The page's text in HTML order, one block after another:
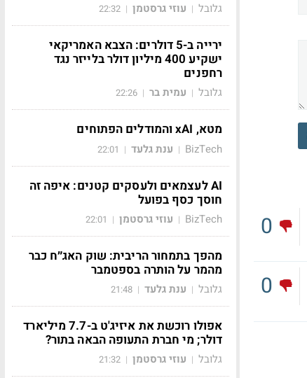
0
0
גלובל | עוזי גרסטמן |
22:32
ירייה ב-5 דולרים: הצבא האמריקאי
ישקיע 400 מיליון דולר בלייזר נגד
רחפנים
גלובל | עמית בר |
22:26
מטא, xAI והמודלים הפתוחים
BizTech
| ענת גלעד |
22:01
AI לעצמאים ולעסקים קטנים: איפה זה
חוסך כסף בפועל
BizTech
| עוזי גרסטמן |
22:01
מהפך בתמחור הריבית: שוק האג״ח כבר
מהמר על הותרה בספטמבר
גלובל | ענת גלעד |
21:48
אפולו רוכשת את איזיג'ט ב-7.7 מיליארד
דולר; מי חברת התעופה הבאה בתור?
גלובל | עוזי גרסטמן |
21:32